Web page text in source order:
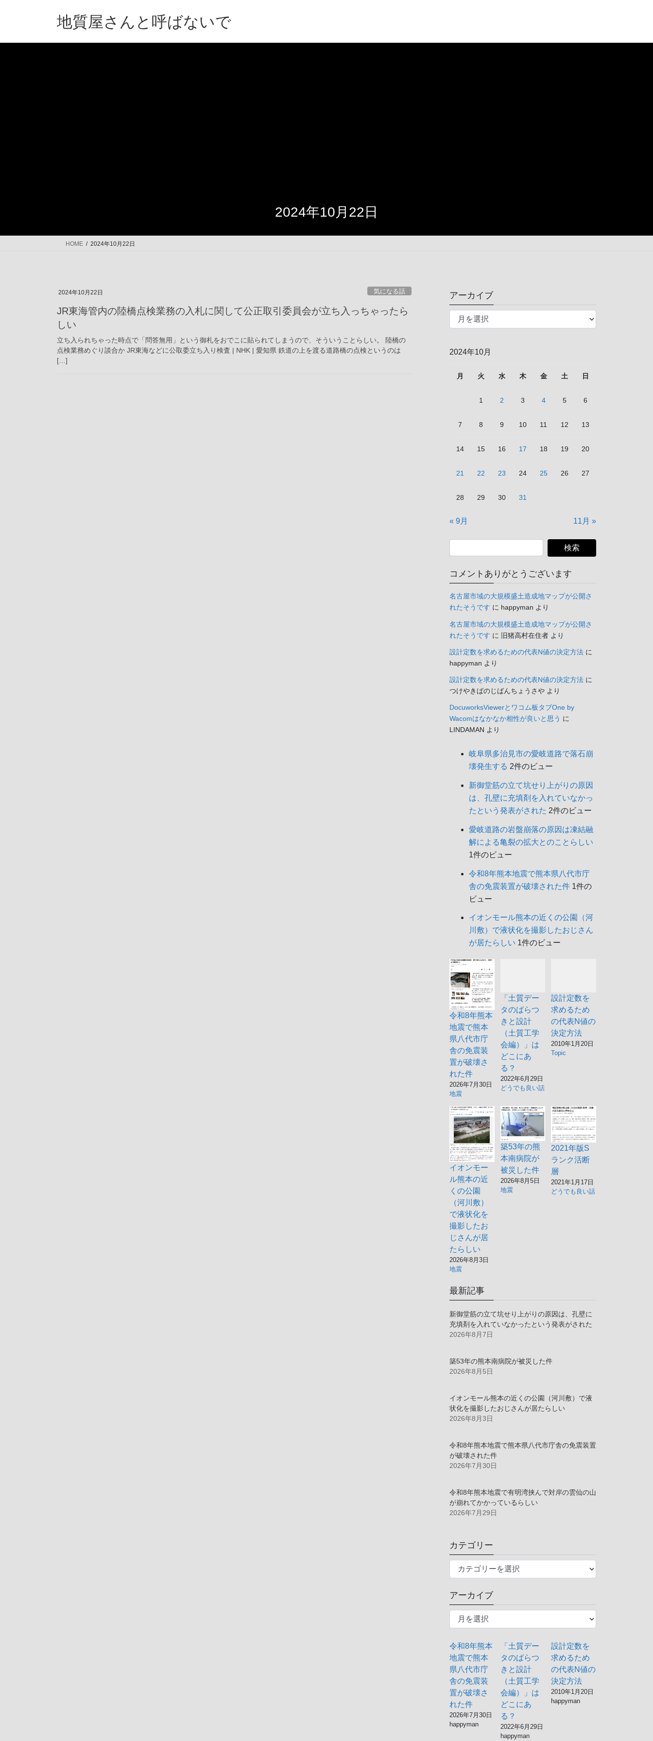
地質屋さんと呼ばないで
2024年10月22日
HOME 2024年10月22日
2024年10月22日 気になる話
JR東海管内の陸橋点検業務の入札に関して公正取引委員会が立ち入っちゃったら
しい
立ち入られちゃった時点で「問答無用」という御札をおでこに貼られてしまうので、そういうことらしい。 陸橋の
点検業務めぐり談合か JR東海などに公取委立ち入り検査 | NHK | 愛知県 鉄道の上を渡る道路橋の点検というのは
[…]
アーカイブ
ア
ブ
2024年10月
月 火 水 木 金 土 日
1 2 3 4 5 6
7 8 9 10 11 12 13
14 15 16 17 18 19 20
21 22 23 24 25 26 27
28 29 30 31
« 9月 11月 »
コメントありがとうございます
名古屋市域の大規模盛土造成地マップが公開さ
れたそうです に happyman より
名古屋市域の大規模盛土造成地マップが公開さ
れたそうです に 旧猪高村在住者 より
設計定数を求めるための代表N値の決定方法 に
happyman より
設計定数を求めるための代表N値の決定方法 に
つけやきばのじばんちょうさや より
DocuworksViewerとワコム板タブOne by
Wacomはなかなか相性が良いと思う に
LINDAMAN より
岐阜県多治見市の愛岐道路で落石崩
壊発生する 2件のビュー
新御堂筋の立て坑せり上がりの原因
は、孔壁に充填剤を入れていなかっ
たという発表がされた 2件のビュー
愛岐道路の岩盤崩落の原因は凍結融
解による亀裂の拡大とのことらしい
1件のビュー
令和8年熊本地震で熊本県八代市庁
舎の免震装置が破壊された件 1件の
ビュー
イオンモール熊本の近くの公園（河
川敷）で液状化を撮影したおじさん
が居たらしい 1件のビュー
令和8年熊本
地震で熊本
県八代市庁
舎の免震装
置が破壊さ
れた件
2026年7月30日
地震
「土質デー
タのばらつ
きと設計
（土質工学
会編）」は
どこにあ
る？
2022年6月29日
どうでも良い話
設計定数を
求めるため
の代表N値の
決定方法
2010年1月20日
Topic
イオンモー
ル熊本の近
くの公園
（河川敷）
で液状化を
撮影したお
じさんが居
たらしい
2026年8月3日
地震
築53年の熊
本南病院が
被災した件
2026年8月5日
地震
2021年版S
ランク活断
層
2021年1月17日
どうでも良い話
最新記事
新御堂筋の立て坑せり上がりの原因は、孔壁に
充填剤を入れていなかったという発表がされた
2026年8月7日
築53年の熊本南病院が被災した件
2026年8月5日
イオンモール熊本の近くの公園（河川敷）で液
状化を撮影したおじさんが居たらしい
2026年8月3日
令和8年熊本地震で熊本県八代市庁舎の免震装置
が破壊された件
2026年7月30日
令和8年熊本地震で有明湾挟んで対岸の雲仙の山
が崩れてかかっているらしい
2026年7月29日
カテゴリー
テ
リ
ー
アーカイブ
ア
イ
ブ
令和8年熊本
地震で熊本
県八代市庁
舎の免震装
置が破壊さ
れた件
2026年7月30日
happyman
「土質デー
タのばらつ
きと設計
（土質工学
会編）」は
どこにあ
る？
2022年6月29日
happyman
設計定数を
求めるため
の代表N値の
決定方法
2010年1月20日
happyman